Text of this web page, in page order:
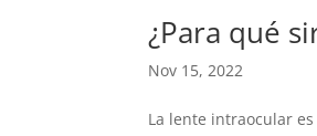
¿Para qué
Nov 15, 2022
La lente intraocular